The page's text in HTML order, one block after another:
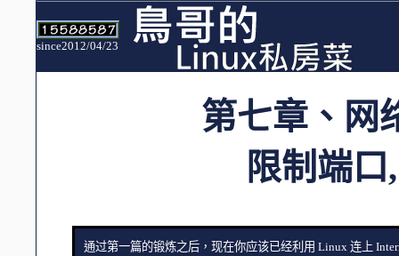
since2012/04/23
第七章、网
限制端
通过第一篇的锻炼之后，现在你应该已经利用 Linux 连上